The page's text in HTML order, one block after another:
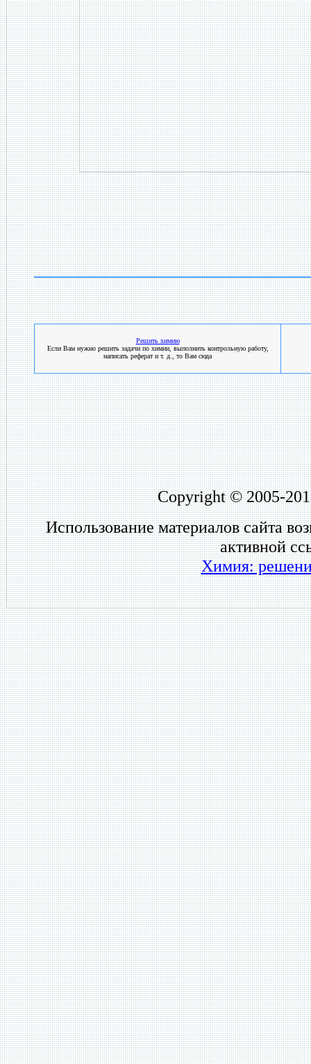
Решить химию
Если Вам нужно решить задачи по химии, выполнить контрольную работу,
написать реферат и т. д., то Вам сюда
Copyright © 2005-
Использование материалов сайта
активной
Химия: